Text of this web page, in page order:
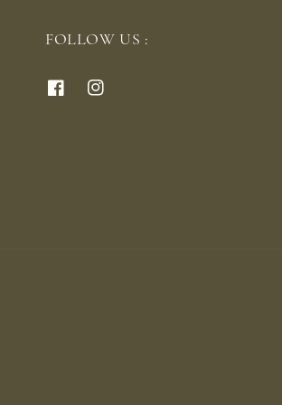
FOLLOW US :